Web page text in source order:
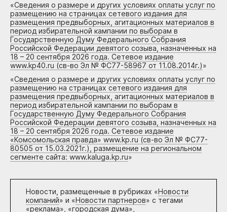
«Сведения о размере и других условиях оплаты услуг по
размещению на страницах сетевого издания для
размещения предвыборных, агитационных материалов в
период избирательной кампании по выборам в
Государственную Думу Федерального Собрания
Российской Федерации девятого созыва, назначенных на
18 – 20 сентября 2026 года. Сетевое издание
www.kp40.ru (св-во Эл № ФС77-58967 от 11.08.2014г.)»
«Сведения о размере и других условиях оплаты услуг по
размещению на страницах сетевого издания для
размещения предвыборных, агитационных материалов в
период избирательной кампании по выборам в
Государственную Думу Федерального Собрания
Российской Федерации девятого созыва, назначенных на
18 – 20 сентября 2026 года. Сетевое издание
«Комсомольская правда» www.kp.ru (св-во Эл № ФС77-
80505 от 15.03.2021г.), размещение на региональном
сегменте сайта: www.kaluga.kp.ru»
Новости, размещенные в рубриках «Новости
компаний» и «Новости партнеров» с тегами
«реклама», «городская дума»,